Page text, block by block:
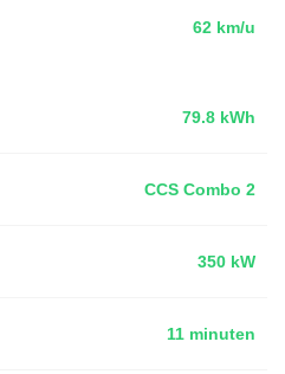
62 km/u
79.8 kWh
CCS Combo 2
350 kW
11 minuten